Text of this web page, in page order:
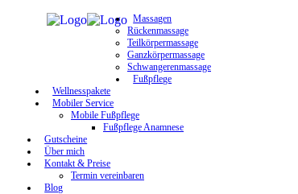
Massagen
Rückenmassage
Teilkörpermassage
Ganzkörpermassage
Schwangerenmassage
Fußpflege
Wellnesspakete
Mobiler Service
Mobile Fußpflege
Fußpflege Anamnese
Gutscheine
Über mich
Kontakt & Preise
Termin vereinbaren
Blog